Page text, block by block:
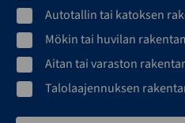
Autotallin tai katoksen
Mökin tai huvilan
Aitan tai varaston
Talolaajennuksen